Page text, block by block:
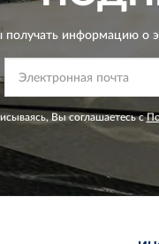
получать информацию о
Вы соглашаетесь с